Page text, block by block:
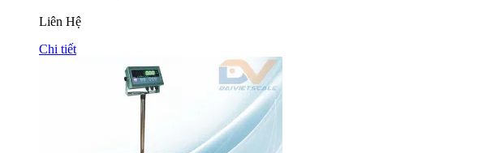
Liên Hệ
Chi tiết